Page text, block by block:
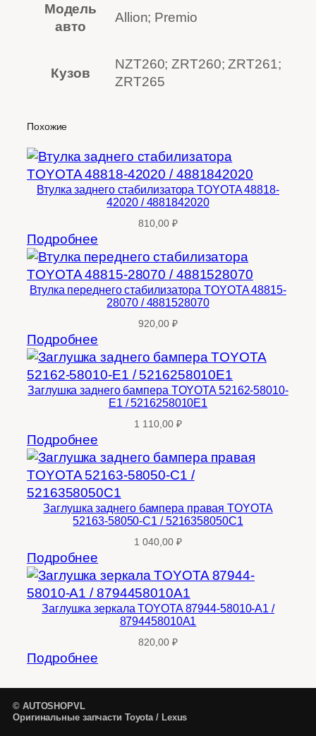
Модель
авто
Allion; Premio
Кузов
NZT260; ZRT260; ZRT261;
ZRT265
Похожие
Втулка заднего стабилизатора TOYOTA 48818-
42020 / 4881842020
810,00 ₽
Подробнее
Втулка переднего стабилизатора TOYOTA 48815-
28070 / 4881528070
920,00 ₽
Подробнее
Заглушка заднего бампера TOYOTA 52162-58010-
E1 / 5216258010E1
1 110,00 ₽
Подробнее
Заглушка заднего бампера правая TOYOTA
52163-58050-C1 / 5216358050C1
1 040,00 ₽
Подробнее
Заглушка зеркала TOYOTA 87944-58010-A1 /
8794458010A1
820,00 ₽
Подробнее
© AUTOSHOPVL
Оригинальные запчасти Toyota / Lexus